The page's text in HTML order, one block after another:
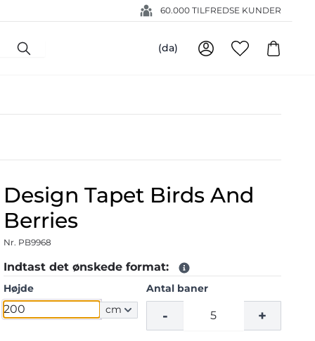
60.000 TILFREDSE KUNDER
(da)
Design Tapet Birds And
Berries
Nr. PB9968
Indtast det ønskede format:
Højde
cm
Antal baner
- +